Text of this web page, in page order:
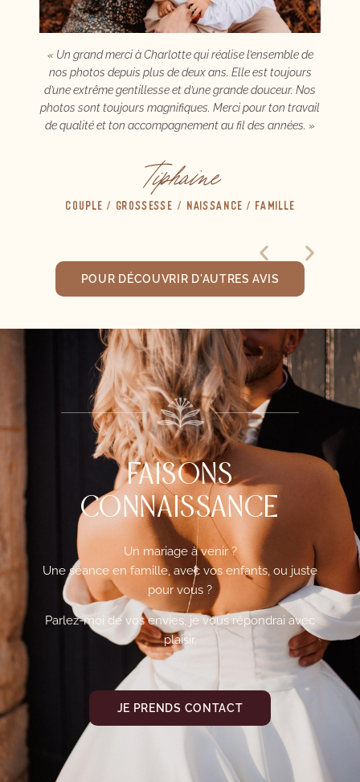
« Un grand merci à Charlotte qui réalise l’ensemble de
nos photos depuis plus de deux ans. Elle est toujours
d’une extrême gentillesse et d’une grande douceur. Nos
photos sont toujours magnifiques. Merci pour ton travail
de qualité et ton accompagnement au fil des années. »
Tiphaine
COUPLE / GROSSESSE / NAISSANCE / FAMILLE
POUR DÉCOUVRIR D'AUTRES AVIS
FAISONS
CONNAISSANCE
Un mariage à venir ?
Une séance en famille, avec vos enfants, ou juste
pour vous ?
Parlez-moi de vos envies, je vous répondrai avec
plaisir.
JE PRENDS CONTACT